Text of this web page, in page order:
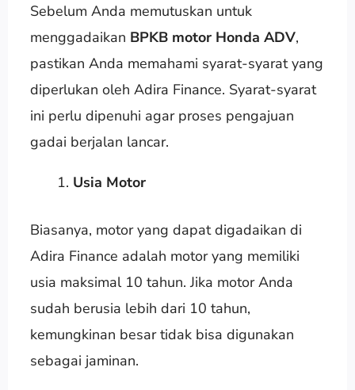
Sebelum Anda memutuskan untuk
menggadaikan BPKB motor Honda ADV,
pastikan Anda memahami syarat-syarat yang
diperlukan oleh Adira Finance. Syarat-syarat
ini perlu dipenuhi agar proses pengajuan
gadai berjalan lancar.
Usia Motor
Biasanya, motor yang dapat digadaikan di
Adira Finance adalah motor yang memiliki
usia maksimal 10 tahun. Jika motor Anda
sudah berusia lebih dari 10 tahun,
kemungkinan besar tidak bisa digunakan
sebagai jaminan.